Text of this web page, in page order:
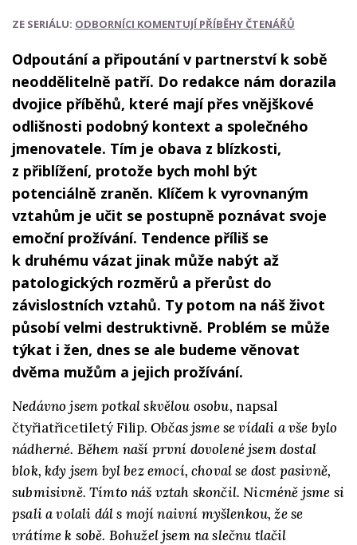
ZE SERIÁLU: ODBORNÍCI KOMENTUJÍ PŘÍBĚHY ČTENÁŘŮ
Odpoutání a připoutání v partnerství k sobě
neoddělitelně patří. Do redakce nám dorazila
dvojice příběhů, které mají přes vnějškové
odlišnosti podobný kontext a společného
jmenovatele. Tím je obava z blízkosti,
z přiblížení, protože bych mohl být
potenciálně zraněn. Klíčem k vyrovnaným
vztahům je učit se postupně poznávat svoje
emoční prožívání. Tendence příliš se
k druhému vázat jinak může nabýt až
patologických rozměrů a přerůst do
závislostních vztahů. Ty potom na náš život
působí velmi destruktivně. Problém se může
týkat i žen, dnes se ale budeme věnovat
dvěma mužům a jejich prožívání.
Nedávno jsem potkal skvělou osobu, napsal
čtyřiatřicetiletý Filip. Občas jsme se vídali a vše bylo
nádherné. Během naší první dovolené jsem dostal
blok, kdy jsem byl bez emocí, choval se dost pasivně,
submisivně. Tímto náš vztah skončil. Nicméně jsme si
psali a volali dál s mojí naivní myšlenkou, že se
vrátíme k sobě. Bohužel jsem na slečnu tlačil